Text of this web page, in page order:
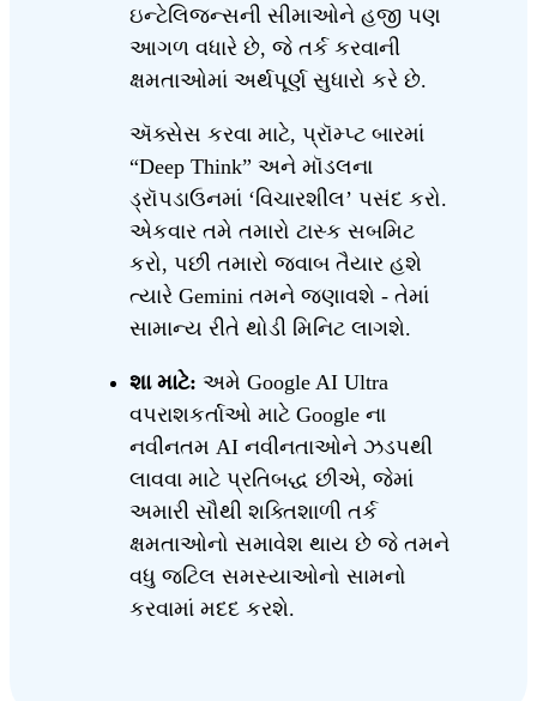
ઇન્ટેલિજન્સની સીમાઓને હજી પણ
આગળ વધારે છે, જે તર્ક કરવાની
ક્ષમતાઓમાં અર્થપૂર્ણ સુધારો કરે છે.
ઍક્સેસ કરવા માટે, પ્રૉમ્પ્ટ બારમાં
“Deep Think” અને મૉડલના
ડ્રૉપડાઉનમાં ‘વિચારશીલ’ પસંદ કરો.
એકવાર તમે તમારો ટાસ્ક સબમિટ
કરો, પછી તમારો જવાબ તૈયાર હશે
ત્યારે Gemini તમને જણાવશે - તેમાં
સામાન્ય રીતે થોડી મિનિટ લાગશે.
શા માટે: અમે Google AI Ultra
વપરાશકર્તાઓ માટે Google ના
નવીનતમ AI નવીનતાઓને ઝડપથી
લાવવા માટે પ્રતિબદ્ધ છીએ, જેમાં
અમારી સૌથી શક્તિશાળી તર્ક
ક્ષમતાઓનો સમાવેશ થાય છે જે તમને
વધુ જટિલ સમસ્યાઓનો સામનો
કરવામાં મદદ કરશે.